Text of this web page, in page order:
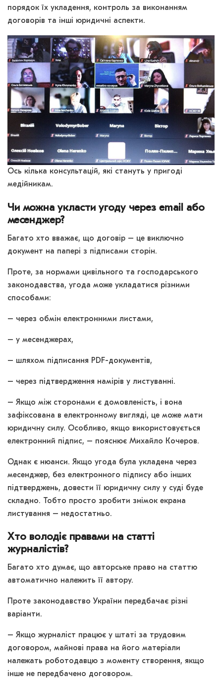
порядок їх укладення, контроль за виконанням
договорів та інші юридичні аспекти.
Ось кілька консультацій, які стануть у пригоді
медійникам.
Чи можна укласти угоду через email або
месенджер?
Багато хто вважає, що договір – це виключно
документ на папері з підписами сторін.
Проте, за нормами цивільного та господарського
законодавства, угода може укладатися різними
способами:
– через обмін електронними листами,
– у месенджерах,
– шляхом підписання PDF-документів,
– через підтвердження намірів у листуванні.
– Якщо між сторонами є домовленість, і вона
зафіксована в електронному вигляді, це може мати
юридичну силу. Особливо, якщо використовується
електронний підпис, – пояснює Михайло Кочеров.
Однак є нюанси. Якщо угода була укладена через
месенджер, без електронного підпису або інших
підтверджень, довести її юридичну силу у суді буде
складно. Тобто просто зробити знімок екрана
листування – недостатньо.
Хто володіє правами на статті
журналістів?
Багато хто думає, що авторське право на статтю
автоматично належить її автору.
Проте законодавство України передбачає різні
варіанти.
– Якщо журналіст працює у штаті за трудовим
договором, майнові права на його матеріали
належать роботодавцю з моменту створення, якщо
інше не передбачено договором.